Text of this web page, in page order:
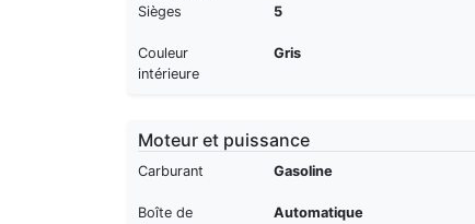
Sièges 5
Couleur
intérieure
Gris
Moteur et puissance
Carburant Gasoline
Boîte de
Automatique